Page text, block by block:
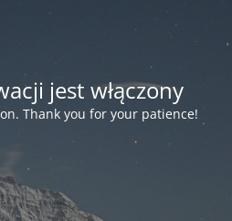
jest włączony
Thank you for your patience!